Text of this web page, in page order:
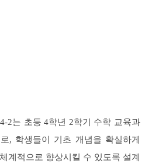
2는 초등 4학년 2학기 수학 교육과
, 학생들이 기초 개념을 확실하게
계적으로 향상시킬 수 있도록 설계